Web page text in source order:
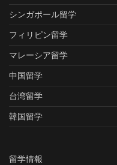
シンガポール留学
フィリピン留学
マレーシア留学
中国留学
台湾留学
韓国留学
留学情報